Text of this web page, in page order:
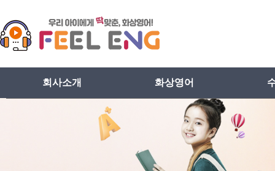
회사소개 화상영어
화상영어란
화상영어장점
프로그램설치방법